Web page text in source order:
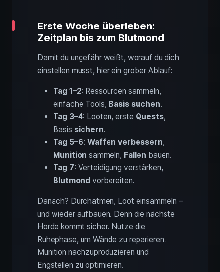
Erste Woche überleben:
Zeitplan bis zum Blutmond
Damit du ungefähr weißt, worauf du dich
einstellen musst, hier ein grober Ablauf:
Tag 1–2: Ressourcen sammeln,
einfache Tools, Basis suchen.
Tag 3–4: Looten, erste Quests,
Basis sichern.
Tag 5–6: Waffen verbessern,
Munition sammeln, Fallen bauen.
Tag 7: Verteidigung verstärken,
Blutmond vorbereiten.
Danach? Durchatmen, Loot einsammeln –
und wieder aufbauen. Denn die nächste
Horde kommt sicher. Nutze die
Ruhephase, um Wände zu reparieren,
Munition nachzuproduzieren und
Engstellen zu optimieren.